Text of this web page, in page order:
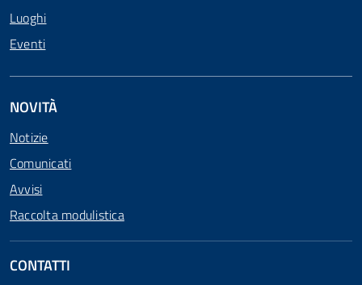
Luoghi
Eventi
NOVITÀ
Notizie
Comunicati
Avvisi
Raccolta modulistica
CONTATTI